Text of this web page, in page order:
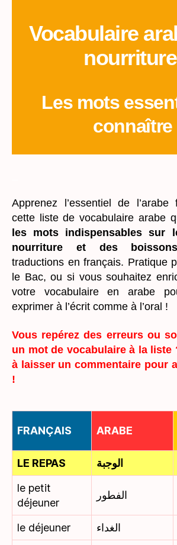
Vocabulaire
nourriture
Les mots
connaître
Apprenez l’essentiel de l’arabe
cette liste de vocabulaire arabe
les mots indispensables sur
nourriture et des boissons
traductions en français. Pratique
le Bac, ou si vous souhaitez
votre vocabulaire en arabe
exprimer à l’écrit comme à l’oral !
Vous repérez des erreurs ou
un mot de vocabulaire à la liste
à laisser un commentaire pour
!
FRANÇAIS ARABE
LE REPAS
الوجبة
le petit
déjeuner
الفطور
le déjeuner الغداء